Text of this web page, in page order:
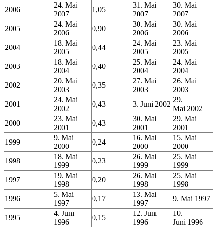
2006
24. Mai
2007
1,05
31. Mai
2007
30. Mai
2007
2005
24. Mai
2006
0,90
30. Mai
2006
30. Mai
2006
2004
18. Mai
2005
0,44
24. Mai
2005
23. Mai
2005
2003
18. Mai
2004
0,40
25. Mai
2004
24. Mai
2004
2002
20. Mai
2003
0,35
27. Mai
2003
26. Mai
2003
2001
24. Mai
2002
0,43 3. Juni 2002
29.
Mai 2002
2000
23. Mai
2001
0,43
30. Mai
2001
29. Mai
2001
1999
9. Mai
2000
0,24
16. Mai
2000
15. Mai
2000
1998
18. Mai
1999
0,23
26. Mai
1999
25. Mai
1999
1997
19. Mai
1998
0,20
26. Mai
1998
25. Mai
1998
1996
5. Mai
1997
0,17
13. Mai
1997
9. Mai 1997
1995
4. Juni
1996
0,15
12. Juni
1996
10.
Juni 1996